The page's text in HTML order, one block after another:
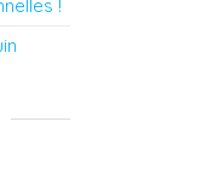
!